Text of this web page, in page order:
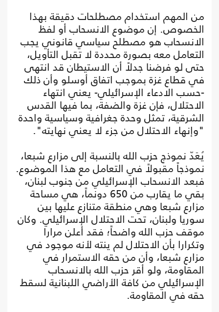
من المهم استخدام مصطلحات دقيقة بهذا
الخصوص. إن موضوع الانسحاب أو لفظ
الانسحاب هو مصطلح سياسي قانوني يجب
التعامل معه بصورة محددة لا تقبل التأويل،
حتى لو فرضنا جدلاً أن الاستيطان قد انتهى
في قطاع غزة بموجب اتفاق أوسلو وأن ذلك
-حسب الادعاء الإسرائيلي- يعني انتهاء
الاحتلال، فإن غزة والضفة، بما فيها القدس
الشرقية، تمثل وحدة جغرافية وسياسية واحدة
"وإنهاء الاحتلال من جزء لا يعني نهايته".
يُعَدّ نموذج حزب الله بالنسبة إلى مزارع شبعا،
نموذجاً مقبولاً في التعامل مع هذا الموضوع.
فبعد الانسحاب الإسرائيلي من جنوب لبنان،
بقي ما يقارب من 650 دونماً، هي مساحة
مزارع شبعا وهي منطقة متنازع عليها بين
سوريا ولبنان، تحت الاحتلال الإسرائيلي. وكان
موقف حزب الله واضحاً؛ فقد أعلن مرارا
وتكرارا بأن الاحتلال لم ينته لأنه موجود في
مزارع شبعا، وأن من حقه الاستمرار في
المقاومة، ولو أقر حزب الله بالانسحاب
الإسرائيلي من كافة الأراضي اللبنانية لسقط
حقه في المقاومة.